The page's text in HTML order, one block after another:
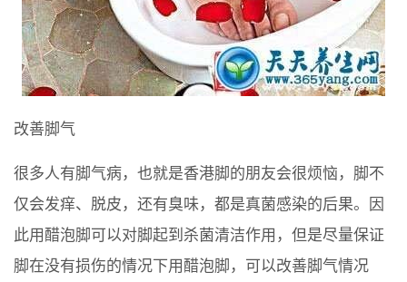
改善脚气
很多人有脚气病，也就是香港脚的朋友会很烦恼，脚不
仅会发痒、脱皮，还有臭味，都是真菌感染的后果。因
此用醋泡脚可以对脚起到杀菌清洁作用，但是尽量保证
脚在没有损伤的情况下用醋泡脚，可以改善脚气情况